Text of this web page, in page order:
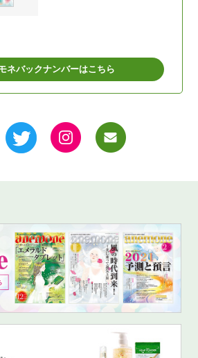
ネバックナンバーはこちら